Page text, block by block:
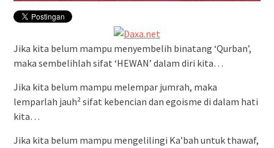
Jika kita belum mampu menyembelih binatang ‘Qurban’,
maka sembelihlah sifat ‘HEWAN’ dalam diri kita…
Jika kita belum mampu melempar jumrah, maka
lemparlah jauh² sifat kebencian dan egoisme di dalam hati
kita…
Jika kita belum mampu mengelilingi Ka’bah untuk thawaf,